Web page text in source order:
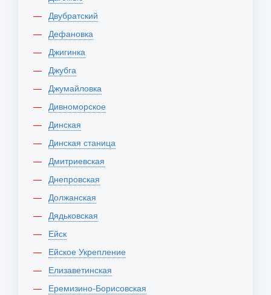
Двубратский
Дефановка
Джигинка
Джубга
Джумайловка
Дивноморское
Динская
Динская станица
Дмитриевская
Днепровская
Должанская
Дядьковская
Ейск
Ейское Укрепление
Елизаветинская
Еремизино-Борисовская